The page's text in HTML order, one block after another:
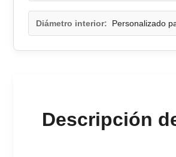
Diámetro interior: Personalizado
Descripción